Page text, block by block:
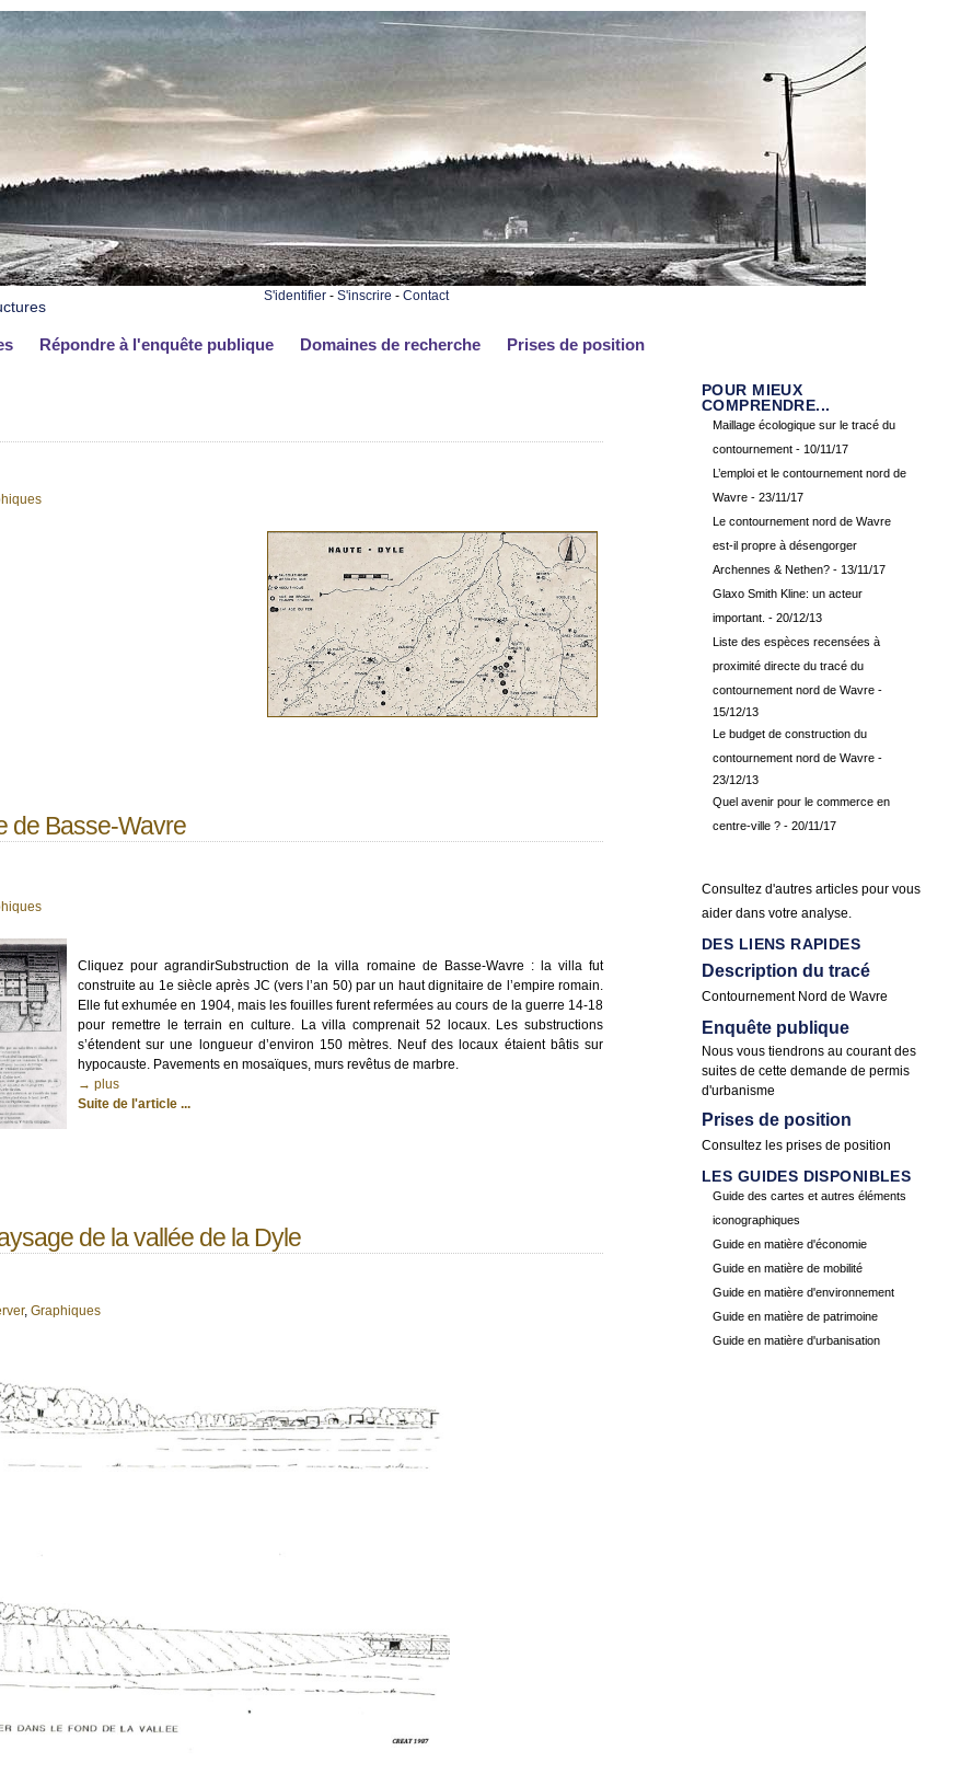
S'identifier - S'inscrire - Contact
Répondre à l'enquête publique Domaines de recherche Prises de position
de Basse-Wavre
Cliquez pour agrandirSubstruction de la villa romaine de Basse-Wavre : la villa fut
construite au 1e siècle après JC (vers l’an 50) par un haut dignitaire de l’empire romain.
Elle fut exhumée en 1904, mais les fouilles furent refermées au cours de la guerre 14-18
pour remettre le terrain en culture. La villa comprenait 52 locaux. Les substructions
s’étendent sur une longueur d’environ 150 mètres. Neuf des locaux étaient bâtis sur
hypocauste. Pavements en mosaïques, murs revêtus de marbre.
→ plus
Suite de l'article ...
de la vallée de la Dyle
, Graphiques
POUR MIEUX
COMPRENDRE...
Maillage écologique sur le tracé du
contournement - 10/11/17
L’emploi et le contournement nord de
Wavre - 23/11/17
Le contournement nord de Wavre
est-il propre à désengorger
Archennes & Nethen? - 13/11/17
Glaxo Smith Kline: un acteur
important. - 20/12/13
Liste des espèces recensées à
proximité directe du tracé du
contournement nord de Wavre -
15/12/13
Le budget de construction du
contournement nord de Wavre -
23/12/13
Quel avenir pour le commerce en
centre-ville ? - 20/11/17
Consultez d'autres articles pour vous
aider dans votre analyse.
DES LIENS RAPIDES
Description du tracé
Contournement Nord de Wavre
Enquête publique
Nous vous tiendrons au courant des
suites de cette demande de permis
d'urbanisme
Prises de position
Consultez les prises de position
LES GUIDES DISPONIBLES
Guide des cartes et autres éléments
iconographiques
Guide en matière d'économie
Guide en matière de mobilité
Guide en matière d'environnement
Guide en matière de patrimoine
Guide en matière d'urbanisation